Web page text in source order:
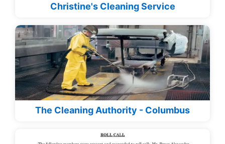
Christine's Cleaning Service
The Cleaning Authority - Columbus